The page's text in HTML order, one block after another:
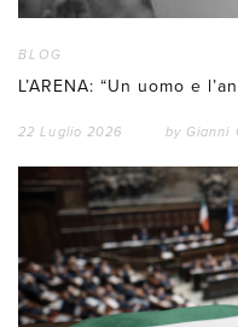
BLOG
L’ARENA: “Un uomo e
22 Luglio 2026 by Gianni